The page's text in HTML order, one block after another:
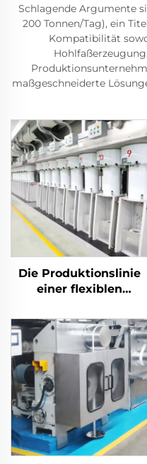
Schlagende Argumente
200 Tonnen/Tag), ein
Kompatibilität
maßgeschneiderte
Die Produktionslinie
einer flexiblen
produziert sowohl
Hohl- als auch
Vollfasern